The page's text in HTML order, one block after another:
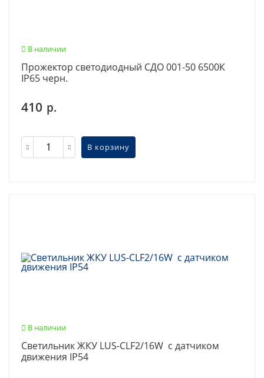
В наличии
Прожектор светодиодный СДО 001-50 6500К
IP65 черн.
410 р.
В корзину
В наличии
Светильник ЖКУ LUS-CLF2/16W с датчиком
движения IP54